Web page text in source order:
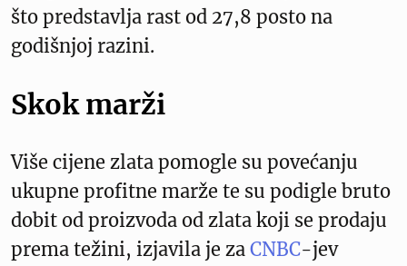
što predstavlja rast od 27,8 posto na
godišnjoj razini.
Skok marži
Više cijene zlata pomogle su povećanju
ukupne profitne marže te su podigle bruto
dobit od proizvoda od zlata koji se prodaju
prema težini, izjavila je za CNBC-jev